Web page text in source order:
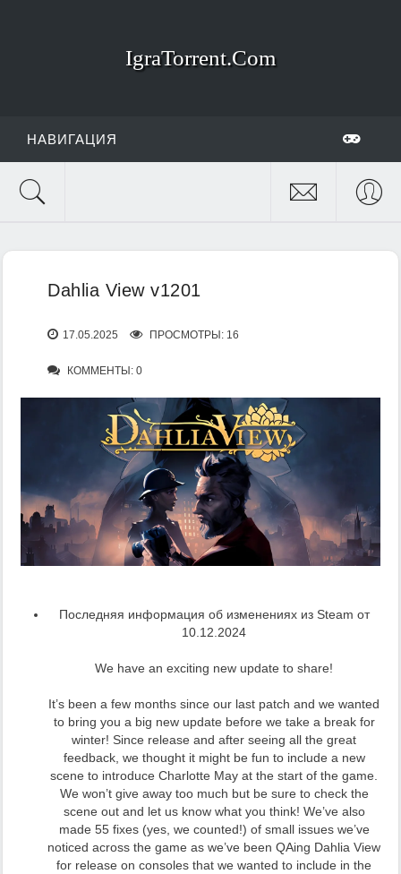
IgraTorrent.Com
НАВИГАЦИЯ
Dahlia View v1201
17.05.2025 ПРОСМОТРЫ: 16
КОММЕНТЫ: 0
Последняя информация об изменениях из Steam от
10.12.2024
We have an exciting new update to share!
It’s been a few months since our last patch and we wanted
to bring you a big new update before we take a break for
winter! Since release and after seeing all the great
feedback, we thought it might be fun to include a new
scene to introduce Charlotte May at the start of the game.
We won’t give away too much but be sure to check the
scene out and let us know what you think! We’ve also
made 55 fixes (yes, we counted!) of small issues we’ve
noticed across the game as we’ve been QAing Dahlia View
for release on consoles that we wanted to include in the